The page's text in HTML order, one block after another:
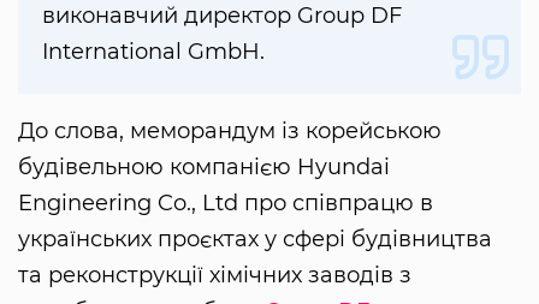
виконавчий директор Group DF
International GmbH.
До слова, меморандум із корейською
будівельною компанією Hyundai
Engineering Co., Ltd про співпрацю в
українських проєктах у сфері будівництва
та реконструкції хімічних заводів з